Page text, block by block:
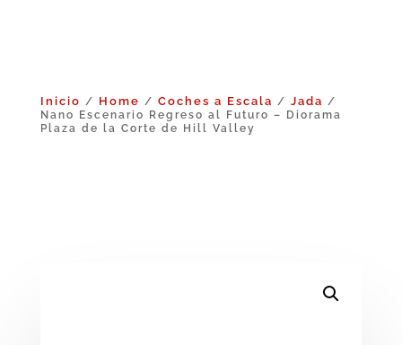
Inicio / Home / Coches a Escala / Jada /
Nano Escenario Regreso al Futuro – Diorama
Plaza de la Corte de Hill Valley